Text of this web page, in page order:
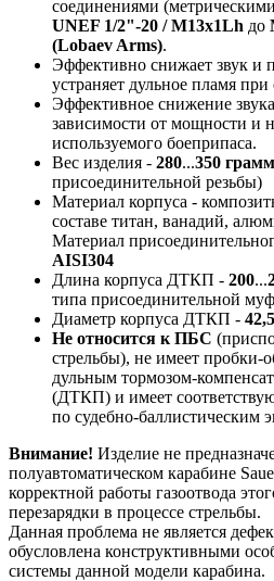
соединениями
UNEF 1/2"-20 / М13х1Lh до
(Lobaev Arms).
Эффективно снижает звук и
устраняет дульное пламя при
Эффективное снижение
зависимости от мощности и
используемого боеприпаса.
Вес изделия - 280...350 грамм
присоединительной резьбы)
Материал корпуса -
составе титан, ванадий,
Материал
AISI304
Длина корпуса ДТКП - 200...
типа присоединительной
Диаметр корпуса ДТКП - 42,5
Не относится к ПБС
стрельбы), не имеет пробки-
дульным тормозом-
(ДТКП) и имеет
по судебно-баллистическим
Внимание! Изделие не
полуавтоматическом карабине
корректной работы газоотвода
перезарядки в процессе стрельбы.
Данная проблема не является
обусловлена конструктивными
системы данной модели карабина.